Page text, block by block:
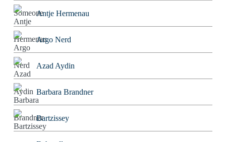
Antje Hermenau
Argo Nerd
Azad Aydin
Barbara Brandner
Bartzissey